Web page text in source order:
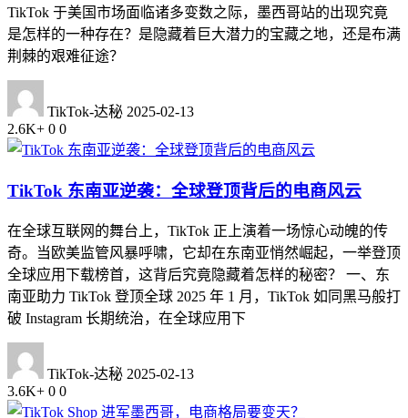
TikTok 于美国市场面临诸多变数之际，墨西哥站的出现究竟
是怎样的一种存在？是隐藏着巨大潜力的宝藏之地，还是布满
荆棘的艰难征途？
TikTok-达秘 2025-02-13
2.6K+ 0 0
TikTok 东南亚逆袭：全球登顶背后的电商风云
在全球互联网的舞台上，TikTok 正上演着一场惊心动魄的传
奇。当欧美监管风暴呼啸，它却在东南亚悄然崛起，一举登顶
全球应用下载榜首，这背后究竟隐藏着怎样的秘密？ 一、东
南亚助力 TikTok 登顶全球 2025 年 1 月，TikTok 如同黑马般打
破 Instagram 长期统治，在全球应用下
TikTok-达秘 2025-02-13
3.6K+ 0 0